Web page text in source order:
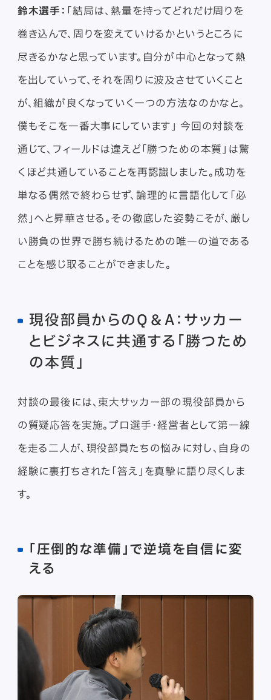
鈴木選手： 「結局は、熱量を持ってどれだけ周りを
巻き込んで、周りを変えていけるかというところに
尽きるかなと思っています。自分が中心となって熱
を出していって、それを周りに波及させていくこと
が、組織が良くなっていく一つの方法なのかなと。
僕もそこを一番大事にしています」 今回の対談を
通じて、フィールドは違えど「勝つための本質」は驚
くほど共通していることを再認識しました。成功を
単なる偶然で終わらせず、論理的に言語化して「必
然」へと昇華させる。その徹底した姿勢こそが、厳し
い勝負の世界で勝ち続けるための唯一の道である
ことを感じ取ることができました。
現役部員からのQ＆A：サッカー
とビジネスに共通する「勝つため
の本質」
対談の最後には、東大サッカー部の現役部員から
の質疑応答を実施。プロ選手・経営者として第一線
を走る二人が、現役部員たちの悩みに対し、自身の
経験に裏打ちされた「答え」を真摯に語り尽くしま
す。
「圧倒的な準備」で逆境を自信に変
える